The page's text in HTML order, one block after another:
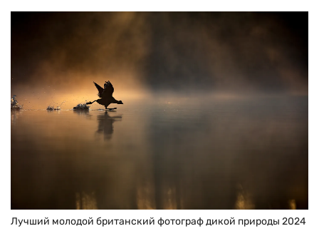
Лучший молодой британский фотограф дикой природы 2024